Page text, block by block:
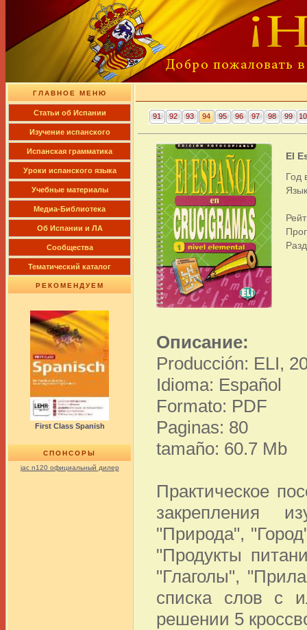
ГЛАВНОЕ МЕНЮ
Cтатьи об Испании
Изучение испанского
Испанская грамматика
Уроки испанского языка
Учебные материалы
Медиа-Библиотека
Об Испании и ЛА
Сообщества
Тематический каталог
РЕКОМЕНДУЕМ
First Class Spanish
СПОНСОРЫ
jac n120 официальный дилер
91 92 93 94 95 96 97 98 99
El
Год
Описание:
Producción: ELI,
Idioma: Español
Formato: PDF
Paginas: 80
tamaño: 60.7 Mb
Практическое
закрепления
"Природа",
"Продукты
"Глаголы",
списка слов с
решении 5